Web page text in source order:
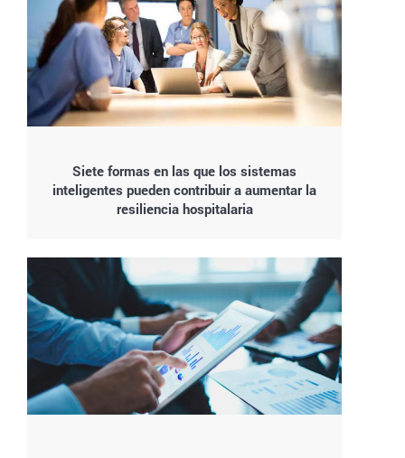
Siete formas en las que los sistemas
inteligentes pueden contribuir a aumentar la
resiliencia hospitalaria